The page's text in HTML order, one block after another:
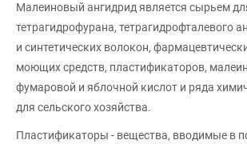
Малеиновый ангидрид является сырьем
тетрагидрофурана, тетрагидрофталевого
и синтетических волокон,
моющих средств, пластификаторов,
фумаровой и яблочной кислот и ряда
для сельского хозяйства.
Пластификаторы - вещества, вводимые в